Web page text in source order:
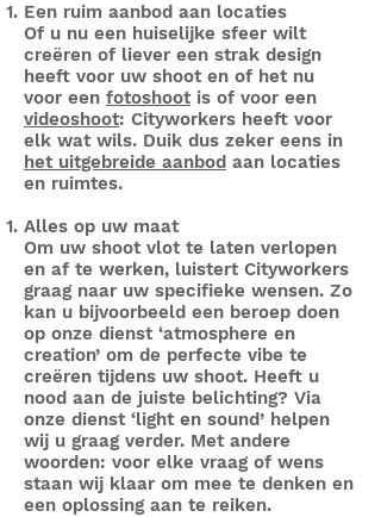
Een ruim aanbod aan locaties
Of u nu een huiselijke sfeer wilt
creëren of liever een strak design
heeft voor uw shoot en of het nu
voor een fotoshootis of voor een
videoshoot: Cityworkers heeft voor
elk wat wils. Duik dus zeker eens in
het uitgebreide aanbod aan locaties
en ruimtes.
Alles op uw maat
Om uw shoot vlot te laten verlopen
en af te werken, luistert Cityworkers
graag naar uw specifieke wensen. Zo
kan u bijvoorbeeld een beroep doen
op onze dienst ‘atmosphere en
creation’ om de perfecte vibe te
creëren tijdens uw shoot. Heeft u
nood aan de juiste belichting? Via
onze dienst ‘light en sound’ helpen
wij u graag verder. Met andere
woorden: voor elke vraag of wens
staan wij klaar om mee te denken en
een oplossing aan te reiken.